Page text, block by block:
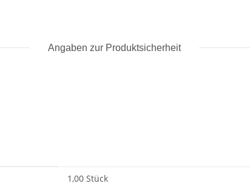
Angaben zur Produktsicherheit
1,00 Stück